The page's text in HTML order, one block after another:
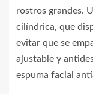
rostros grandes.
cilíndrica, que
evitar que se
ajustable y
espuma facial